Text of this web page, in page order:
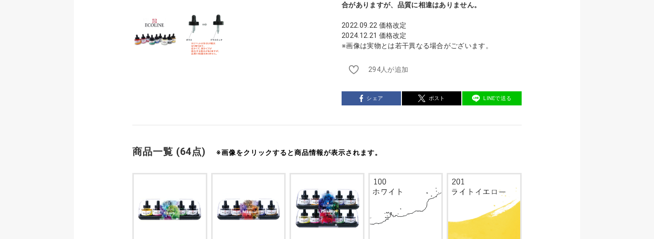
合がありますが、品質に相違はありません。
2022.09.22 価格改定
2024.12.21 価格改定
※画像は実物とは若干異なる場合がございます。
294人が追加
シェア ポスト LINEで送る
商品一覧 (64点) ※画像をクリックすると商品情報が表示されます。